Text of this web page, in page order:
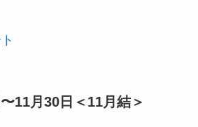
11月30日＜11月結＞